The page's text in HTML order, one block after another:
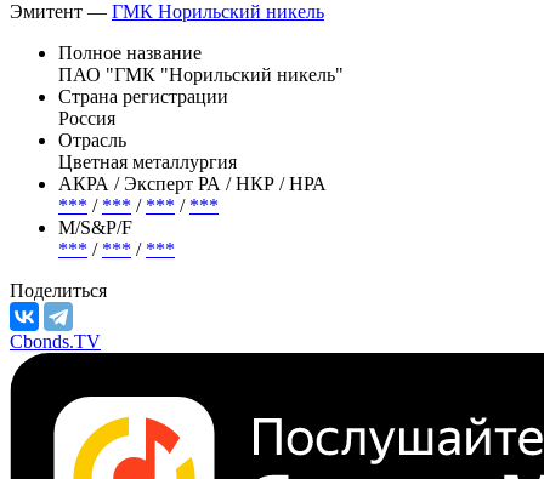
Эмитент — ГМК Норильский никель
Полное название
ПАО "ГМК "Норильский никель"
Страна регистрации
Россия
Отрасль
Цветная металлургия
АКРА / Эксперт РА / НКР / НРА
*** / *** / *** / ***
М/S&P/F
*** / *** / ***
Поделиться
Cbonds.TV